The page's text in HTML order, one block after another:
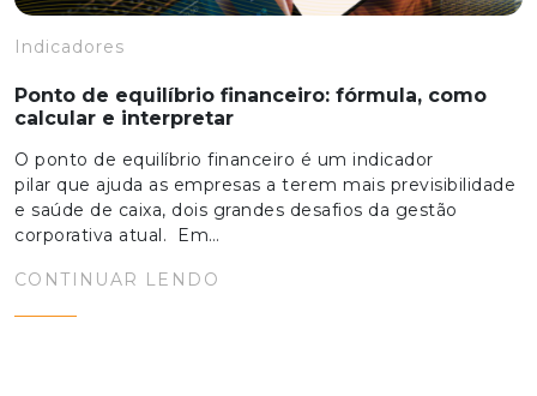
Indicadores
Ponto de equilíbrio financeiro: fórmula, como
calcular e interpretar
O ponto de equilíbrio financeiro é um indicador
pilar que ajuda as empresas a terem mais previsibilidade
e saúde de caixa, dois grandes desafios da gestão
corporativa atual. Em…
CONTINUAR LENDO